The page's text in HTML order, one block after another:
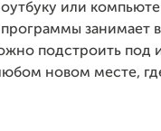
или
занимает
подстроить под
новом месте,